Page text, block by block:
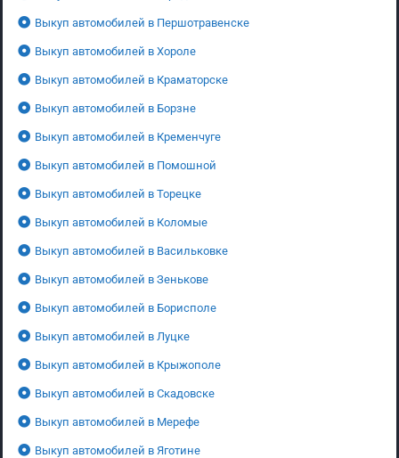
Выкуп автомобилей в Першотравенске
Выкуп автомобилей в Хороле
Выкуп автомобилей в Краматорске
Выкуп автомобилей в Борзне
Выкуп автомобилей в Кременчуге
Выкуп автомобилей в Помошной
Выкуп автомобилей в Торецке
Выкуп автомобилей в Коломые
Выкуп автомобилей в Васильковке
Выкуп автомобилей в Зенькове
Выкуп автомобилей в Борисполе
Выкуп автомобилей в Луцке
Выкуп автомобилей в Крыжополе
Выкуп автомобилей в Скадовске
Выкуп автомобилей в Мерефе
Выкуп автомобилей в Яготине